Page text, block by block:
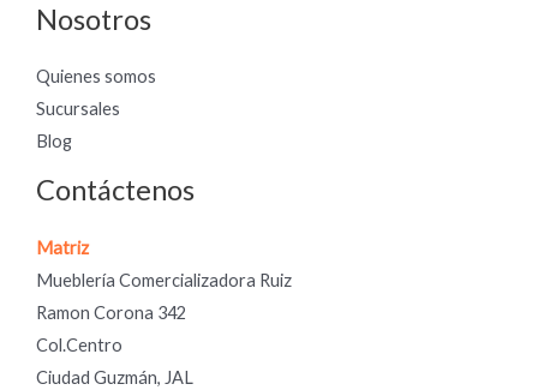
Nosotros
Quienes somos
Sucursales
Blog
Contáctenos
Matriz
Mueblería Comercializadora Ruiz
Ramon Corona 342
Col.Centro
Ciudad Guzmán, JAL